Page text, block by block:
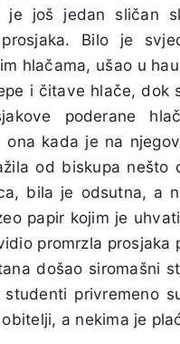
je još jedan sličan
prosjaka. Bilo je
hlačama, ušao u
i čitave hlače, dok
poderane
kada je na
od biskupa
bila je odsutna, a
papir kojim je
promrzla prosjaka
došao siromašni
privremeno
a nekima je